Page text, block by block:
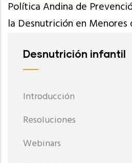
Política Andina de
la Desnutrición en Menores
Desnutrición infantil
Introducción
Resoluciones
Webinars